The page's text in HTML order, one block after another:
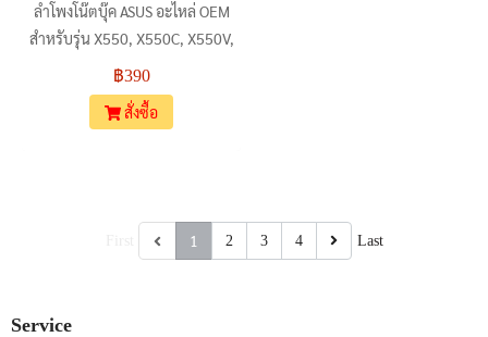
ลำโพงโน๊ตบุ๊ค ASUS อะไหล่ OEM
สำหรับรุ่น X550, X550C, X550V,
A550, K550, R510L, FX50J,
Y581C เป็นชุด L+R รองรับหัว 4-
Pin ใช้แทนของเดิมได้ทันที เหมาะ
฿390
สั่งซื้อ
1 2 3 4 Last
Service